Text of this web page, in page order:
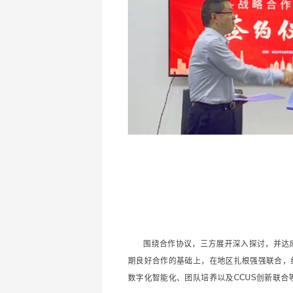
围绕合作协议，三方展开深入探讨，并
期良好合作的基础上，在地区扎根强强联合
数字化智能化、团队培养以及CCUS创新联合